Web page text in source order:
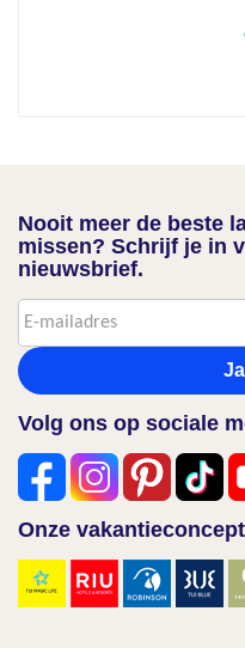
Nooit meer de beste
missen? Schrijf je in
nieuwsbrief.
Volg ons op sociale
Onze